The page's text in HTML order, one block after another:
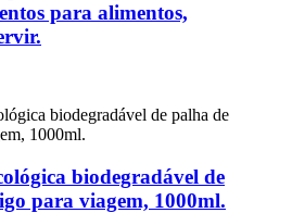
para alimentos,
biodegradável de
para viagem, 1000ml.